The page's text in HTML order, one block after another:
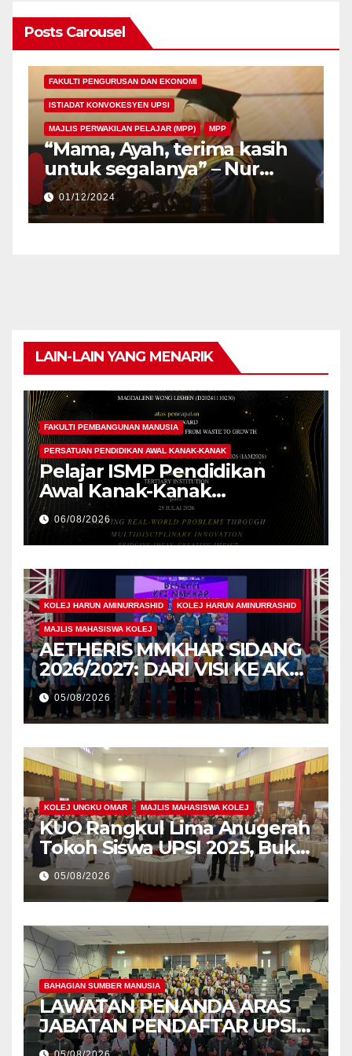
Posts Carousel
FAKULTI PENGURUSAN DAN EKONOMI
ISTIADAT KONVOKESYEN UPSI
MAJLIS PERWAKILAN PELAJAR (MPP) MPP
“Mama, Ayah, terima kasih
untuk segalanya” – Nur
Atiqa Balqis
01/12/2024
LAIN-LAIN YANG MENARIK
FAKULTI PEMBANGUNAN MANUSIA
PERSATUAN PENDIDIKAN AWAL KANAK-KANAK
Pelajar ISMP Pendidikan
Awal Kanak-Kanak
Cemerlang Raih
Pengiktirafan Antarabangsa
di IAM2026
06/08/2026
KOLEJ HARUN AMINURRASHID KOLEJ HARUN AMINURRASHID
MAJLIS MAHASISWA KOLEJ
AETHERIS MMKHAR SIDANG
2026/2027: DARI VISI KE AKSI,
MEMBINA LEGASI GENERASI
PEMIMPIN
05/08/2026
KOLEJ UNGKU OMAR MAJLIS MAHASISWA KOLEJ
KUO Rangkul Lima Anugerah
Tokoh Siswa UPSI 2025, Bukti
Kecemerlangan Mahasiswa
Holistik
05/08/2026
BAHAGIAN SUMBER MANUSIA
LAWATAN PENANDA ARAS
JABATAN PENDAFTAR UPSI
KE JABATAN PENDAFTAR